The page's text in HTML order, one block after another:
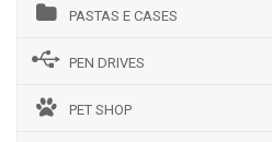
PASTAS E CASES
PEN DRIVES
PET SHOP